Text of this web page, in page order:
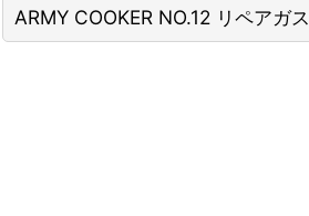
ARMY COOKER NO.12 リペアガ